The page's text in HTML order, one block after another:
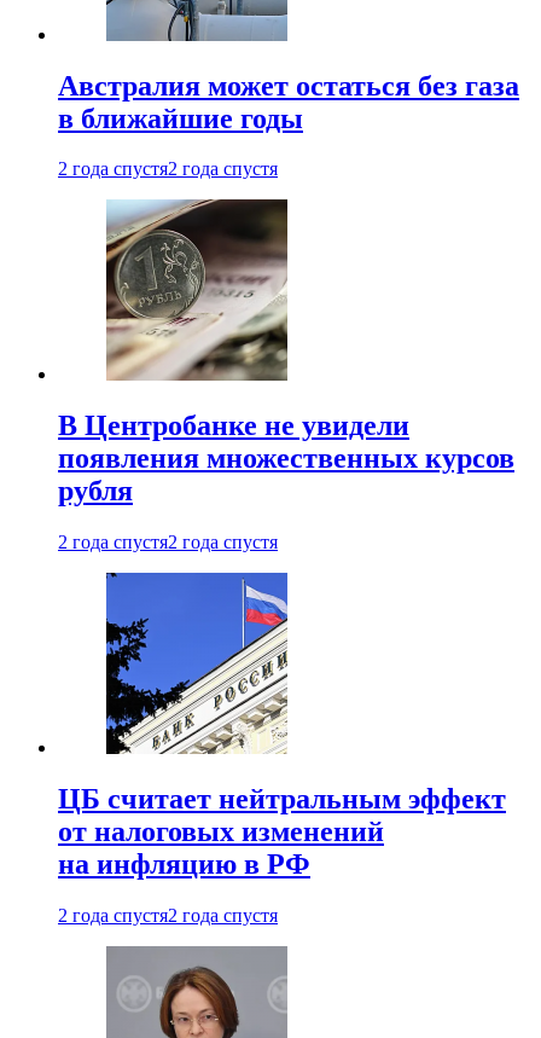
Австралия может остаться без газа
в ближайшие годы
2 года спустя2 года спустя
В Центробанке не увидели
появления множественных курсов
рубля
2 года спустя2 года спустя
ЦБ считает нейтральным эффект
от налоговых изменений
на инфляцию в РФ
2 года спустя2 года спустя